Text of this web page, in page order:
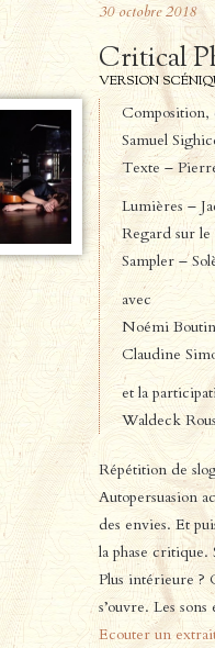
30 octobre 2018
Critical
VERSION
Composition,
Samuel
Texte –
Lumières –
Regard sur
Sampler –
avec
Noémi
Claudine
et la
Waldeck
Répétition de
Autopersuasion
des envies. Et
la phase critique.
Plus intérieure ?
s’ouvre. Les
Ecouter un